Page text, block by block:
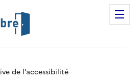
de l’accessibilité